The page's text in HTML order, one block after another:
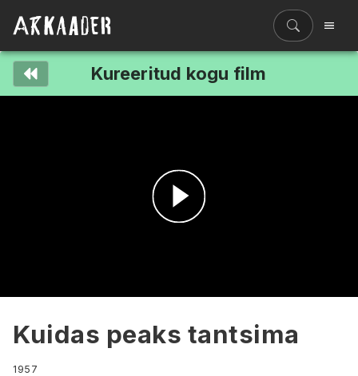
Kureeritud kogu film
Esita
Kuidas peaks tantsima
1957
Filmiriiul
Kureeritud kogud
Hinnad
ENG